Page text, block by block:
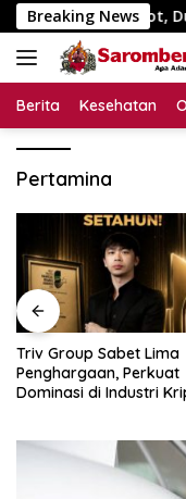
Langsung
ke
konten
Breaking News
Disorot,
Berita Kesehatan
Pertamina
Triv Group Sabet Lima
Penghargaan, Perkuat
Dominasi di Industri